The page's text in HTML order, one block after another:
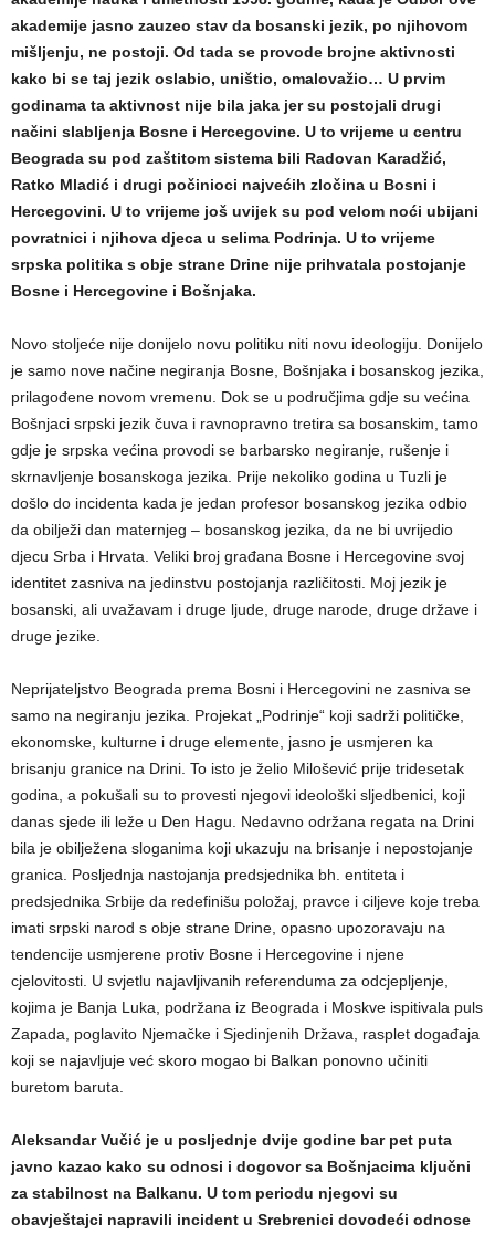
akademije jasno zauzeo stav da bosanski jezik, po njihovom
mišljenju, ne postoji. Od tada se provode brojne aktivnosti
kako bi se taj jezik oslabio, uništio, omalovažio… U prvim
godinama ta aktivnost nije bila jaka jer su postojali drugi
načini slabljenja Bosne i Hercegovine. U to vrijeme u centru
Beograda su pod zaštitom sistema bili Radovan Karadžić,
Ratko Mladić i drugi počinioci najvećih zločina u Bosni i
Hercegovini. U to vrijeme još uvijek su pod velom noći ubijani
povratnici i njihova djeca u selima Podrinja. U to vrijeme
srpska politika s obje strane Drine nije prihvatala postojanje
Bosne i Hercegovine i Bošnjaka.
Novo stoljeće nije donijelo novu politiku niti novu ideologiju. Donijelo
je samo nove načine negiranja Bosne, Bošnjaka i bosanskog jezika,
prilagođene novom vremenu. Dok se u područjima gdje su većina
Bošnjaci srpski jezik čuva i ravnopravno tretira sa bosanskim, tamo
gdje je srpska većina provodi se barbarsko negiranje, rušenje i
skrnavljenje bosanskoga jezika. Prije nekoliko godina u Tuzli je
došlo do incidenta kada je jedan profesor bosanskog jezika odbio
da obilježi dan maternjeg – bosanskog jezika, da ne bi uvrijedio
djecu Srba i Hrvata. Veliki broj građana Bosne i Hercegovine svoj
identitet zasniva na jedinstvu postojanja različitosti. Moj jezik je
bosanski, ali uvažavam i druge ljude, druge narode, druge države i
druge jezike.
Neprijateljstvo Beograda prema Bosni i Hercegovini ne zasniva se
samo na negiranju jezika. Projekat „Podrinje“ koji sadrži političke,
ekonomske, kulturne i druge elemente, jasno je usmjeren ka
brisanju granice na Drini. To isto je želio Milošević prije tridesetak
godina, a pokušali su to provesti njegovi ideološki sljedbenici, koji
danas sjede ili leže u Den Hagu. Nedavno održana regata na Drini
bila je obilježena sloganima koji ukazuju na brisanje i nepostojanje
granica. Posljednja nastojanja predsjednika bh. entiteta i
predsjednika Srbije da redefinišu položaj, pravce i ciljeve koje treba
imati srpski narod s obje strane Drine, opasno upozoravaju na
tendencije usmjerene protiv Bosne i Hercegovine i njene
cjelovitosti. U svjetlu najavljivanih referenduma za odcjepljenje,
kojima je Banja Luka, podržana iz Beograda i Moskve ispitivala puls
Zapada, poglavito Njemačke i Sjedinjenih Država, rasplet događaja
koji se najavljuje već skoro mogao bi Balkan ponovno učiniti
buretom baruta.
Aleksandar Vučić je u posljednje dvije godine bar pet puta
javno kazao kako su odnosi i dogovor sa Bošnjacima ključni
za stabilnost na Balkanu. U tom periodu njegovi su
obavještajci napravili incident u Srebrenici dovodeći odnose